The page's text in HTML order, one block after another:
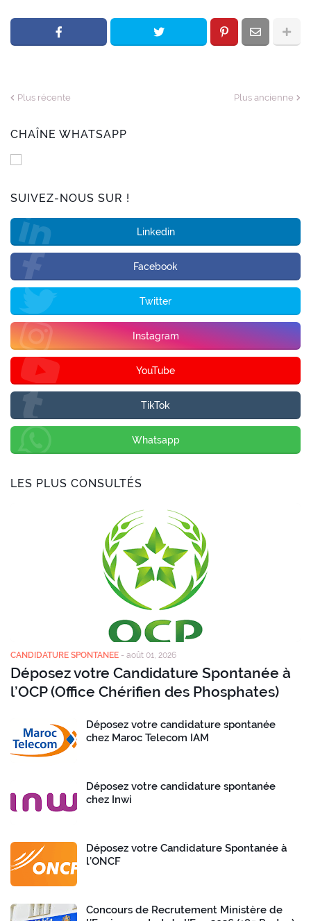
Plus récente Plus ancienne
CHAÎNE WHATSAPP
SUIVEZ-NOUS SUR !
Linkedin
Facebook
Twitter
Instagram
YouTube
TikTok
Whatsapp
LES PLUS CONSULTÉS
CANDIDATURE SPONTANEE - août 01, 2026
Déposez votre Candidature Spontanée à
l’OCP (Office Chérifien des Phosphates)
Déposez votre candidature spontanée
chez Maroc Telecom IAM
Déposez votre candidature spontanée
chez Inwi
Déposez votre Candidature Spontanée à
l’ONCF
Concours de Recrutement Ministère de